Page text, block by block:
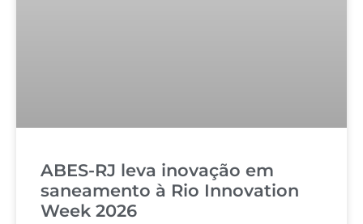
ABES-RJ leva inovação em
saneamento à Rio Innovation
Week 2026